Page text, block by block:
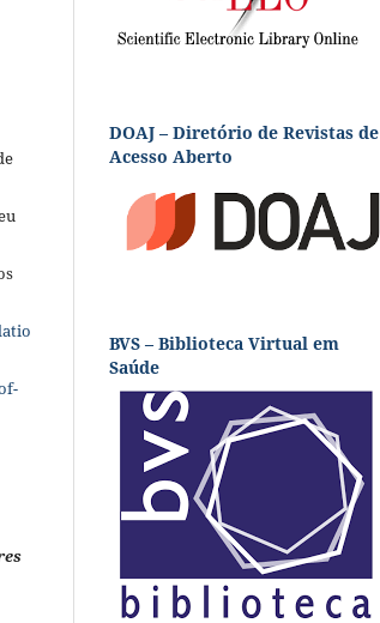
DOAJ – Diretório de Revistas de
Acesso Aberto
BVS – Biblioteca Virtual em
Saúde